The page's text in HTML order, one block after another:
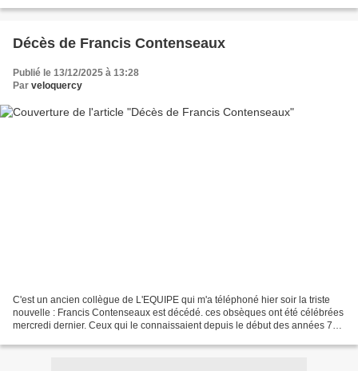
Décès de Francis Contenseaux
Publié le 13/12/2025 à 13:28
Par veloquercy
C'est un ancien collègue de L'EQUIPE qui m'a téléphoné hier soir la triste
nouvelle : Francis Contenseaux est décédé. ces obsèques ont été célébrées
mercredi dernier. Ceux qui le connaissaient depuis le début des années 70,